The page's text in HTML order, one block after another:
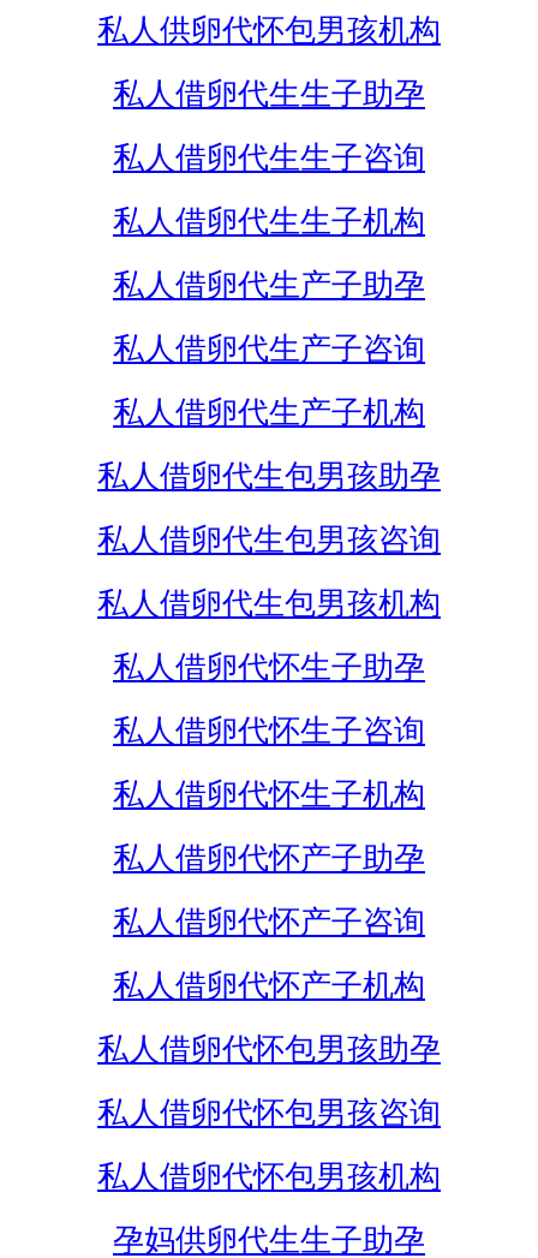
私人供卵代怀包男孩机构
私人借卵代生生子助孕
私人借卵代生生子咨询
私人借卵代生生子机构
私人借卵代生产子助孕
私人借卵代生产子咨询
私人借卵代生产子机构
私人借卵代生包男孩助孕
私人借卵代生包男孩咨询
私人借卵代生包男孩机构
私人借卵代怀生子助孕
私人借卵代怀生子咨询
私人借卵代怀生子机构
私人借卵代怀产子助孕
私人借卵代怀产子咨询
私人借卵代怀产子机构
私人借卵代怀包男孩助孕
私人借卵代怀包男孩咨询
私人借卵代怀包男孩机构
孕妈供卵代生生子助孕